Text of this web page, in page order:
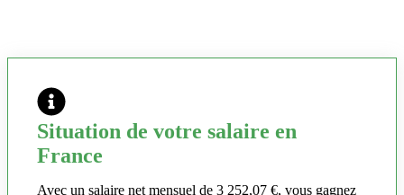
Situation de votre salaire en
France
Avec un salaire net mensuel de 3 252,07 €, vous gagnez